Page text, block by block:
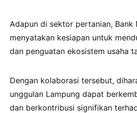
Adapun di sektor pertanian, Bank
menyatakan kesiapan untuk
dan penguatan ekosistem usaha
Dengan kolaborasi tersebut,
unggulan Lampung dapat
dan berkontribusi signifikan